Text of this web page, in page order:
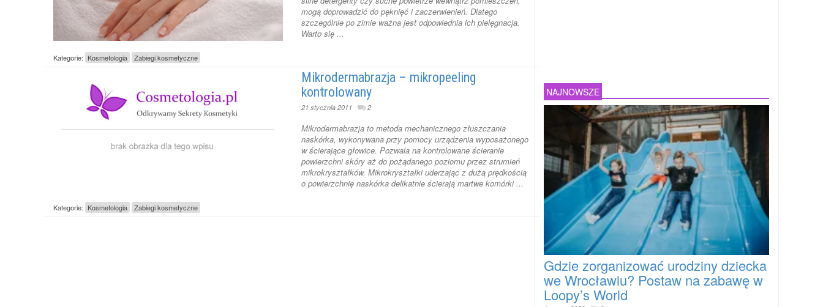
mogą doprowadzić do pęknięć i zaczerwienień. Dlatego
szczególnie po zimie ważna jest odpowiednia ich pielęgnacja.
Warto się ...
Kategorie: Kosmetologia Zabiegi kosmetyczne
Mikrodermabrazja – mikropeeling
kontrolowany
21 stycznia 2011 2
Mikrodermabrazja to metoda mechanicznego złuszczania
naskórka, wykonywana przy pomocy urządzenia wyposażonego
w ścierające głowice. Pozwala na kontrolowane ścieranie
powierzchni skóry aż do pożądanego poziomu przez strumień
mikrokryształków. Mikrokryształki uderzając z dużą prędkością
o powierzchnię naskórka delikatnie ścierają martwe komórki ...
Kategorie: Kosmetologia Zabiegi kosmetyczne
NAJNOWSZE
Gdzie zorganizować urodziny dziecka
we Wrocławiu? Postaw na zabawę w
Loopy’s World